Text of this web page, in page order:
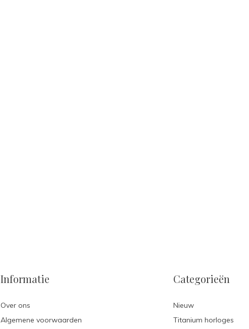
Informatie
Over ons
Algemene voorwaarden
Categorieën
Nieuw
Titanium horloges